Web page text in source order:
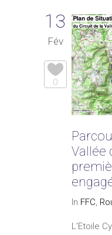
13
Fév
0
Vallée
In FFC,
L'Etoile